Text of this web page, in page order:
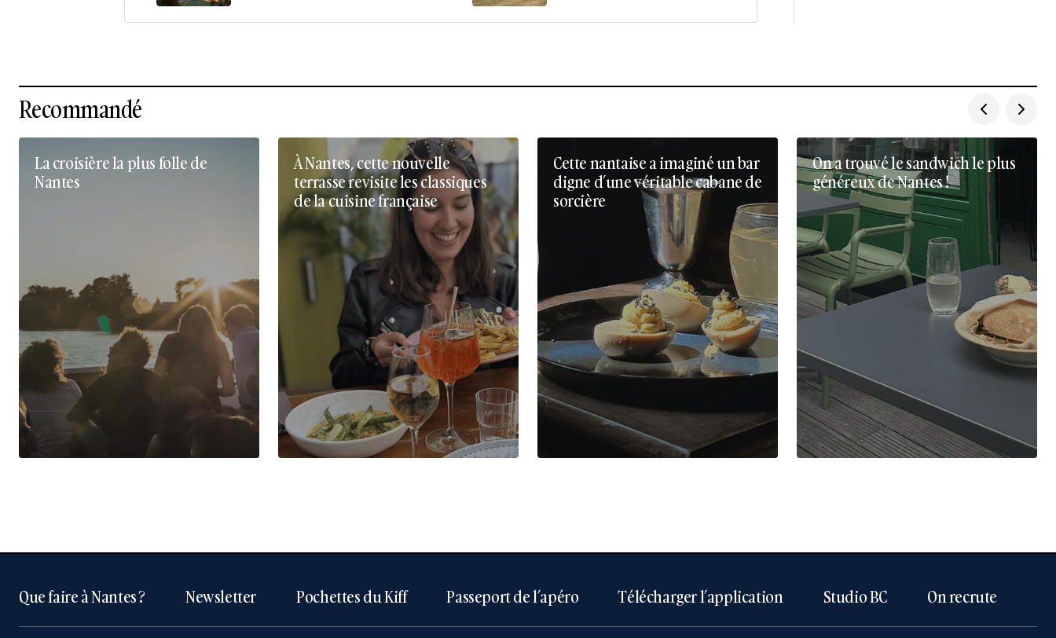
Recommandé
La croisière la plus folle de
Nantes
À Nantes, cette nouvelle
terrasse revisite les classiques
de la cuisine française
Cette nantaise a imaginé un bar
digne d’une véritable cabane de
sorcière
On a trouvé le sandwich le plus
généreux de Nantes !
Que faire à Nantes ? Newsletter Pochettes du Kiff Passeport de l’apéro Télécharger l’application Studio BC On recrute